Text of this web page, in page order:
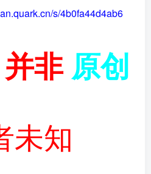
s/4b0fa44d4ab6
并非 原创
未知